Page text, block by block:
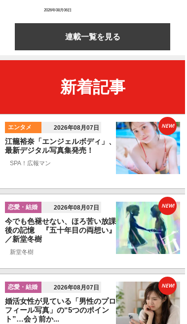
2026年08月06日
連載一覧を見る
新着記事
エンタメ 2026年08月07日
江籠裕奈「エンジェルボディ」、
最新デジタル写真集発売！
SPA！広報マン
NEW!
恋愛・結婚 2026年08月07日
今でも色褪せない、ほろ苦い放課
後の記憶 『五十年目の両想い』
／新堂冬樹
新堂冬樹
NEW!
恋愛・結婚 2026年08月07日
婚活女性が見ている「男性のプロ
フィール写真」の“5つのポイン
ト”…会う前か...
NEW!